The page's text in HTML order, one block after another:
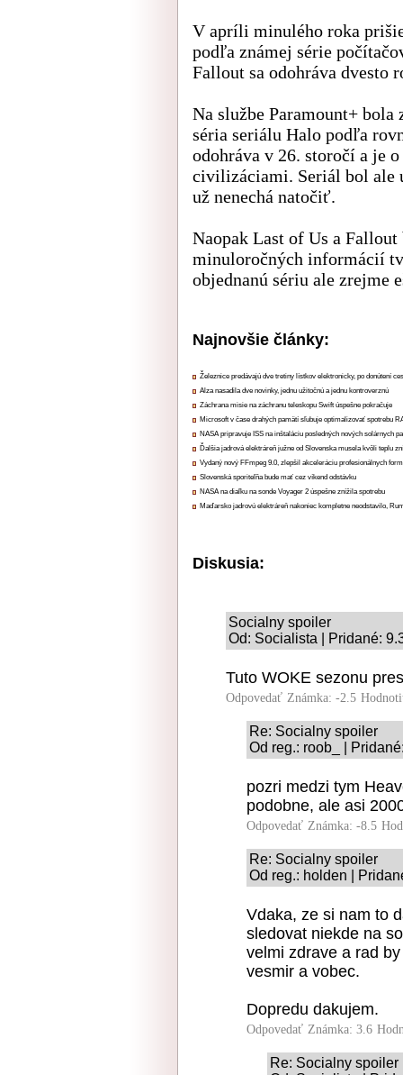
V apríli minulého roka
podľa známej série
Fallout sa odohráva dvesto
Na službe Paramount+
séria seriálu Halo podľa
odohráva v 26. storočí a je
civilizáciami. Seriál bol ale
už nenechá natočiť.
Naopak Last of Us a
minuloročných informácií
objednanú sériu ale zrejme
Najnovšie články:
Železnice predávajú dve tretiny lístkov elektronicky, po donútení
Alza nasadila dve novinky, jednu užitočnú a jednu kontroverznú
Záchrana misie na záchranu teleskopu Swift úspešne pokračuje
Microsoft v čase drahých pamätí sľubuje optimalizovať spotrebu
NASA pripravuje ISS na inštaláciu posledných nových solárnych
Ďalšia jadrová elektráreň južne od Slovenska musela kvôli teplu
Vydaný nový FFmpeg 9.0, zlepšil akceleráciu profesionálnych
Slovenská sporiteľňa bude mať cez víkend odstávku
NASA na diaľku na sonde Voyager 2 úspešne znížila spotrebu
Maďarsko jadrovú elektráreň nakoniec kompletne neodstavilo,
Diskusia:
Socialny spoiler
Od: Socialista | Pridané:
Tuto WOKE sezonu
Odpovedať Známka: -2.5
Re: Socialny spoiler
Od reg.: roob_ |
pozri medzi tym
podobne, ale asi
Odpovedať Známka: -8.5
Re: Socialny spoiler
Od reg.: holden |
Vdaka, ze si nam to
sledovat niekde na
velmi zdrave a rad
vesmir a vobec.
Dopredu dakujem.
Odpovedať Známka: 3.6
Re: Socialny spoiler